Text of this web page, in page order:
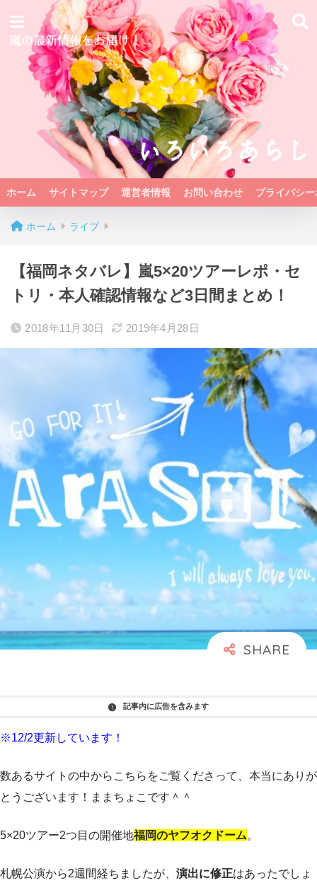
ホーム サイトマップ 運営者情報 お問い合わせ プライバシ
ホーム ライブ
【福岡ネタバレ】嵐5×20ツアーレポ・セ
トリ・本人確認情報など3日間まとめ！
2018年11月30日 2019年4月28日
記事内に広告を含みます
※12/2更新しています！
数あるサイトの中からこちらをご覧くださって、本当にありが
とうございます！ままちょこです＾＾
5×20ツアー2つ目の開催地福岡のヤフオクドーム。
札幌公演から2週間経ちましたが、 演出に修正はあったでしょ